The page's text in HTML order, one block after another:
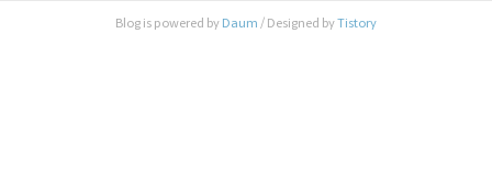
좁은 의미의 도덕적 해이..
Blog is powered by Daum / Designed byTistory